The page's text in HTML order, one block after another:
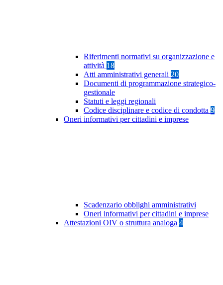
Riferimenti normativi su organizzazione e
attività 18
Atti amministrativi generali 20
Documenti di programmazione strategico-
gestionale
Statuti e leggi regionali
Codice disciplinare e codice di condotta 9
Oneri informativi per cittadini e imprese
Scadenzario obblighi amministrativi
Oneri informativi per cittadini e imprese
Attestazioni OIV o struttura analoga 4